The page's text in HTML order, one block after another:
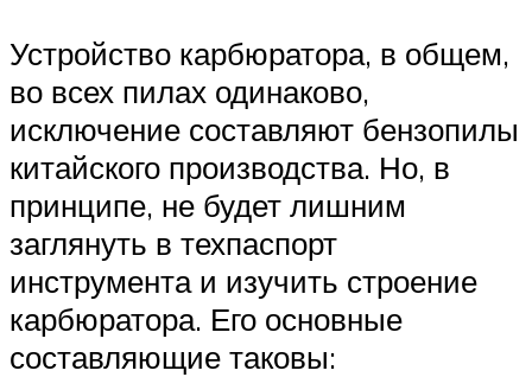
Устройство карбюратора, в общем,
во всех пилах одинаково,
исключение составляют бензопилы
китайского производства. Но, в
принципе, не будет лишним
заглянуть в техпаспорт
инструмента и изучить строение
карбюратора. Его основные
составляющие таковы: